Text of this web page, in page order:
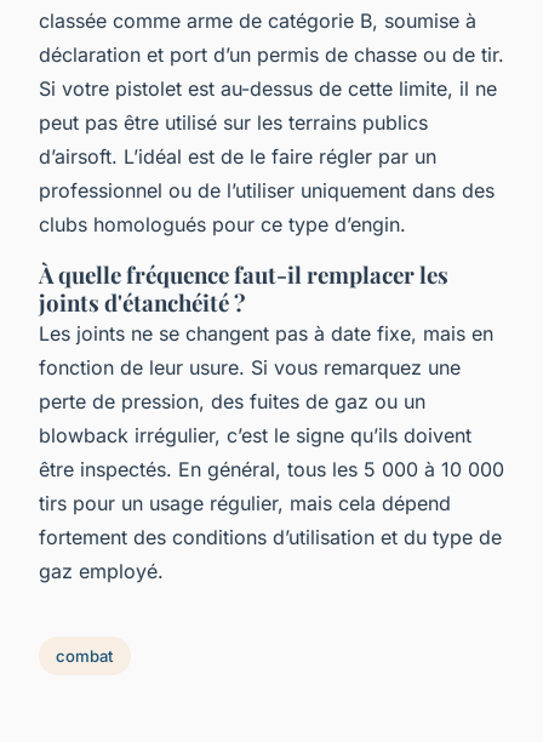
classée comme arme de catégorie B, soumise à
déclaration et port d’un permis de chasse ou de tir.
Si votre pistolet est au-dessus de cette limite, il ne
peut pas être utilisé sur les terrains publics
d’airsoft. L’idéal est de le faire régler par un
professionnel ou de l’utiliser uniquement dans des
clubs homologués pour ce type d’engin.
À quelle fréquence faut-il remplacer les
joints d'étanchéité ?
Les joints ne se changent pas à date fixe, mais en
fonction de leur usure. Si vous remarquez une
perte de pression, des fuites de gaz ou un
blowback irrégulier, c’est le signe qu’ils doivent
être inspectés. En général, tous les 5 000 à 10 000
tirs pour un usage régulier, mais cela dépend
fortement des conditions d’utilisation et du type de
gaz employé.
combat